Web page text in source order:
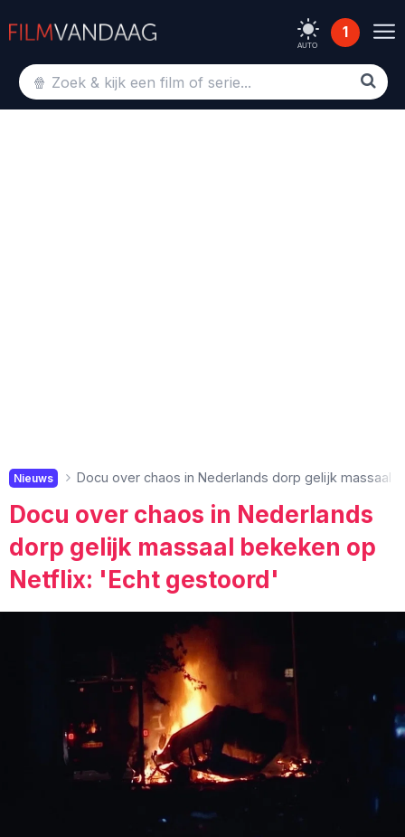
AUTO
1
Nieuws Docu over chaos in Nederlands dorp gelijk massaal
Docu over chaos in Nederlands
dorp gelijk massaal bekeken op
Netflix: 'Echt gestoord'